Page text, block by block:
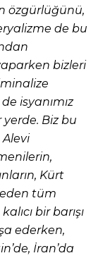
özgürlüğünü,
de bu
bizleri
isyanımız
yerde. Biz bu
Alevi
Kürt
tüm
bir barışı
ederken,
İran’da